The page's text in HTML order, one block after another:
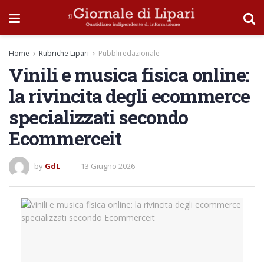
Home Rubriche Lipari Pubbliredazionale
Vinili e musica fisica online:
la rivincita degli ecommerce
specializzati secondo
Ecommerceit
by GdL 13 Giugno 2026